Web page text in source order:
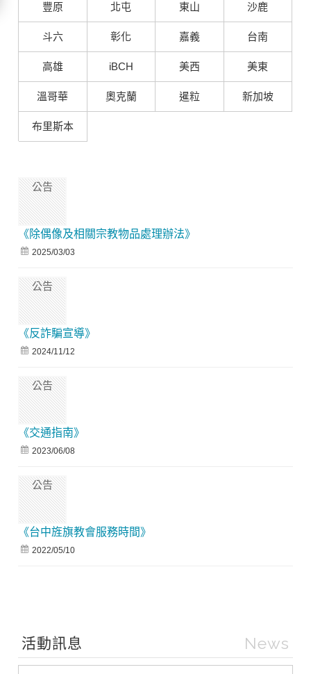
豐原 北屯 東山 沙鹿
斗六 彰化 嘉義 台南
高雄 iBCH 美西 美東
溫哥華 奧克蘭 暹粒 新加坡
布里斯本
公告
《除偶像及相關宗教物品處理辦法》
2025/03/03
公告
《反詐騙宣導》
2024/11/12
公告
《交通指南》
2023/06/08
公告
《台中旌旗教會服務時間》
2022/05/10
活動訊息 News